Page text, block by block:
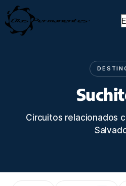
Circuitos relacionados